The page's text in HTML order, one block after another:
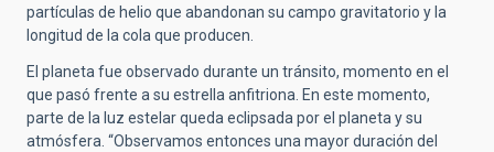
partículas de helio que abandonan su campo gravitatorio y la
longitud de la cola que producen.
El planeta fue observado durante un tránsito, momento en el
que pasó frente a su estrella anfitriona. En este momento,
parte de la luz estelar queda eclipsada por el planeta y su
atmósfera. “Observamos entonces una mayor duración del